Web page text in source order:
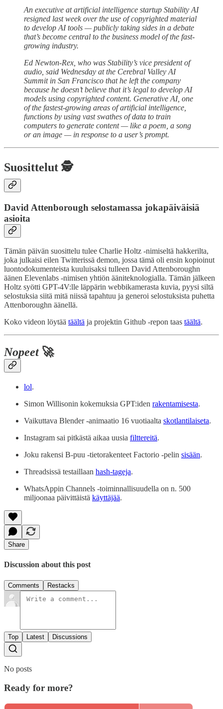
An executive at artificial intelligence startup Stability AI
resigned last week over the use of copyrighted material
to develop AI tools — publicly taking sides in a debate
that’s become central to the business model of the fast-
growing industry.
Ed Newton-Rex, who was Stability’s vice president of
audio, said Wednesday at the Cerebral Valley AI
Summit in San Francisco that he left the company
because he doesn’t believe that it’s legal to develop AI
models using copyrighted content. Generative AI, one
of the fastest-growing areas of artificial intelligence,
functions by using vast swathes of data to train
computers to generate content — like a poem, a song
or an image — in response to a user’s prompt.
Suosittelut 🕵️
David Attenborough selostamassa jokapäiväisiä
asioita
Tämän päivän suosittelu tulee Charlie Holtz -nimiseltä hakkerilta,
joka julkaisi eilen Twitterissä demon, jossa tämä oli ensin kopioinut
luontodokumenteista kuuluisaksi tulleen David Attenboroughn
äänen Elevenlabs -nimisen yhtiön ääniteknologialla. Tämän jälkeen
Holtz syötti GPT-4V:lle läppärin webbikamerasta kuvia, pyysi siltä
selostuksia siitä mitä niissä tapahtuu ja generoi selostuksista puhetta
Attenboroughn äänellä.
Koko videon löytää täältä ja projektin Github -repon taas täältä.
Nopeet🚀
lol.
Simon Willisonin kokemuksia GPT:iden rakentamisesta.
Vaikuttava Blender -animaatio 16 vuotiaalta skotlantilaiseta.
Instagram sai pitkästä aikaa uusia filttereitä.
Joku rakensi B-puu -tietorakenteet Factorio -pelin sisään.
Threadsissä testaillaan hash-tageja.
WhatsAppin Channels -toiminnallisuudella on n. 500
miljoonaa päivittäistä käyttäjää.
Share
Discussion about this post
Comments Restacks
Top Latest Discussions
No posts
Ready for more?